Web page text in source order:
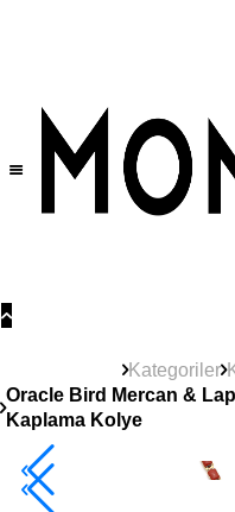
Kategoriler
Oracle Bird Mercan &
Kaplama Kolye
2+ Ürüne +%10